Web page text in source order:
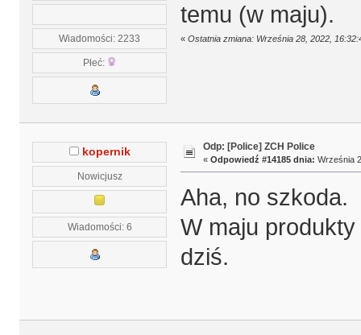
Wiadomości: 2233
Płeć:
temu (w maju).
« Ostatnia zmiana: Września 28, 2022,
kopernik
Nowicjusz
Wiadomości: 6
Odp: [Police] ZCH Police
« Odpowiedź #14185 dnia: Września
Aha, no szkoda.
W maju
dziś.